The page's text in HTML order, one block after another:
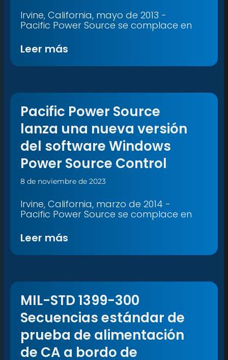
Irvine, California, mayo de 2013 -
Pacific Power Source se complace en
Leer más
Pacific Power Source
lanza una nueva versión
del software Windows
Power Source Control
8 de noviembre de 2023
Irvine, California, marzo de 2014 -
Pacific Power Source se complace en
Leer más
MIL-STD 1399-300
Secuencias estándar de
prueba de alimentación
de CA a bordo de